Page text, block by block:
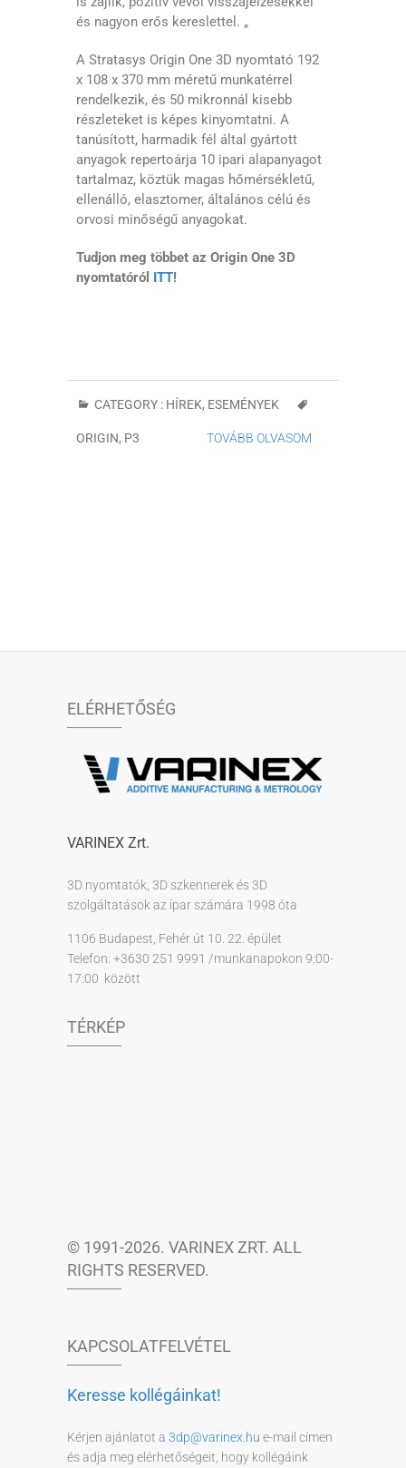
és nagyon erős kereslettel. „
A Stratasys Origin One 3D nyomtató 192
x 108 x 370 mm méretű munkatérrel
rendelkezik, és 50 mikronnál kisebb
részleteket is képes kinyomtatni. A
tanúsított, harmadik fél által gyártott
anyagok repertoárja 10 ipari alapanyagot
tartalmaz, köztük magas hőmérsékletű,
ellenálló, elasztomer, általános célú és
orvosi minőségű anyagokat.
Tudjon meg többet az Origin One 3D
nyomtatóról ITT!
CATEGORY : HÍREK, ESEMÉNYEK
ORIGIN, P3 TOVÁBB OLVASOM
ELÉRHETŐSÉG
VARINEX Zrt.
3D nyomtatók, 3D szkennerek és 3D
szolgáltatások az ipar számára 1998 óta
1106 Budapest, Fehér út 10. 22. épület
Telefon: +3630 251 9991 /munkanapokon 9:00-
17:00 között
TÉRKÉP
© 1991-2026. VARINEX ZRT. ALL
RIGHTS RESERVED.
KAPCSOLATFELVÉTEL
Keresse kollégáinkat!
Kérjen ajánlatot a 3dp@varinex.hu e-mail címen
és adja meg elérhetőségeit, hogy kollégáink